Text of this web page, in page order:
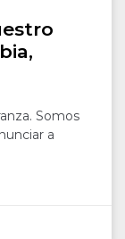
Somos
a